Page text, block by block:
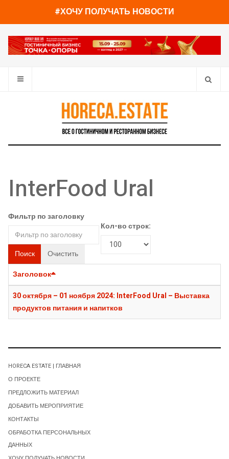
#ХОЧУ ПОЛУЧАТЬ НОВОСТИ
InterFood Ural
Фильтр по заголовку
Поиск Очистить
Кол-во строк:
Заголовок
30 октября – 01 ноября 2024: InterFood Ural – Выставка
продуктов питания и напитков
HORECA ESTATE | ГЛАВНАЯ
О ПРОЕКТЕ
ПРЕДЛОЖИТЬ МАТЕРИАЛ
ДОБАВИТЬ МЕРОПРИЯТИЕ
КОНТАКТЫ
ОБРАБОТКА ПЕРСОНАЛЬНЫХ
ДАННЫХ